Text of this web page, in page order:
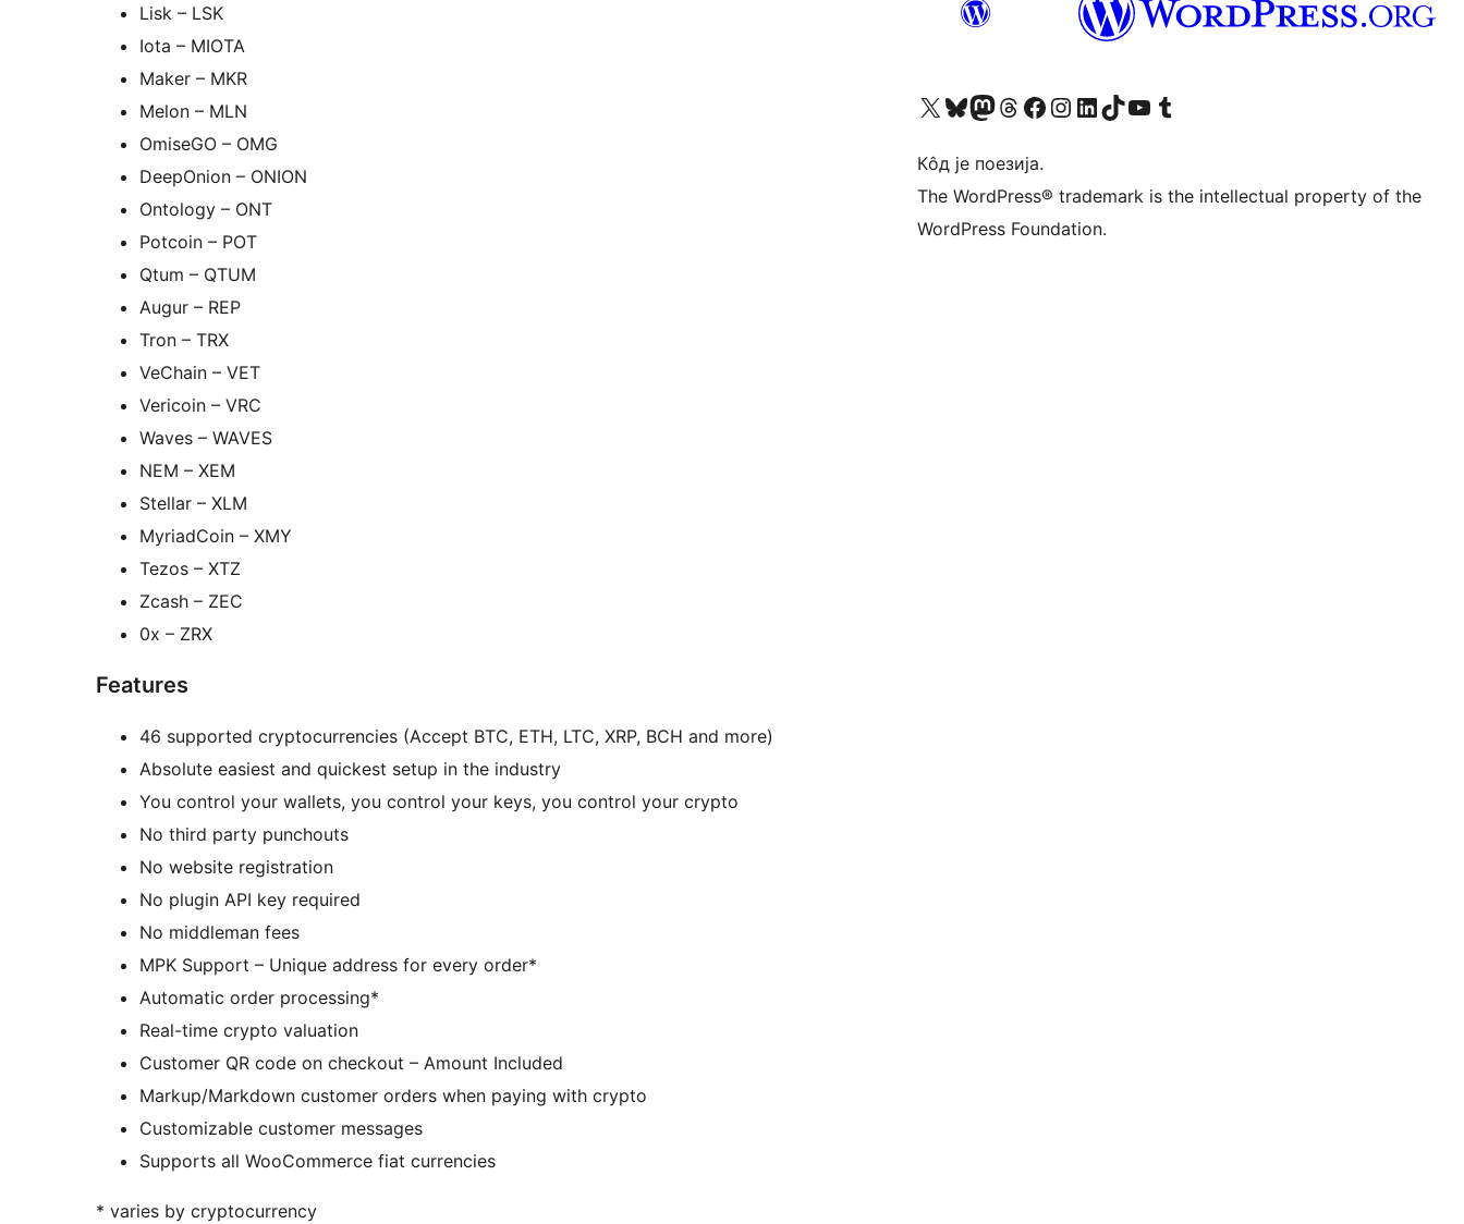
Lisk – LSK
Iota – MIOTA
Maker – MKR
Melon – MLN
OmiseGO – OMG
DeepOnion – ONION
Ontology – ONT
Potcoin – POT
Qtum – QTUM
Augur – REP
Tron – TRX
VeChain – VET
Vericoin – VRC
Waves – WAVES
NEM – XEM
Stellar – XLM
MyriadCoin – XMY
Tezos – XTZ
Zcash – ZEC
0x – ZRX
Features
46 supported cryptocurrencies (Accept BTC, ETH, LTC, XRP, BCH and more)
Absolute easiest and quickest setup in the industry
You control your wallets, you control your keys, you control your crypto
No third party punchouts
No website registration
No plugin API key required
No middleman fees
MPK Support – Unique address for every order*
Automatic order processing*
Real-time crypto valuation
Customer QR code on checkout – Amount Included
Markup/Markdown customer orders when paying with crypto
Customizable customer messages
Supports all WooCommerce fiat currencies
* varies by cryptocurrency
Visit our X (formerly Twitter) account
Посетите наш Bluesky налог
Visit our Mastodon account
Посетите наш налог на Threads-у Visit our Facebook page
Посетите наш Инстаграм налог
Visit our LinkedIn account
Посетите наш TikTok налог
Visit our YouTube channel
Посетите наш Tumblr налог
Кôд је поезија.
The WordPress® trademark is the intellectual property of the
WordPress Foundation.